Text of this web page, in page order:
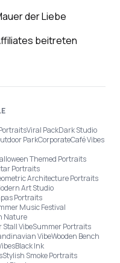
der Liebe
beitreten
Viral PackDark Studio
ParkCorporateCafé Vibes
Themed Portraits
Portraits
Architecture Portraits
Art Studio
Portraits
Music Festival
Nature
Stall VibeSummer Portraits
VibeWooden Bench
Black Ink
Stylish Smoke Portraits